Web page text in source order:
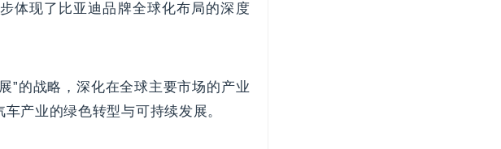
体现了比亚迪品牌全球化布局的深度
”的战略，深化在全球主要市场的产业
产业的绿色转型与可持续发展。